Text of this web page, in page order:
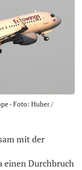
- Foto: Huber /
mit der
einen Durchbruch